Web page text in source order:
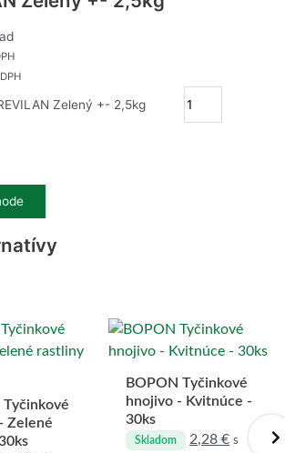
Zelený +- 2,5kg
Tyčinkové
Zelené
BOPON Tyčinkové
hnojivo - Kvitnúce -
30ks
Skladom 2,28€ s